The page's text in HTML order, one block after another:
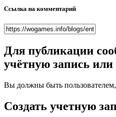
Ссылка на комментарий
Для публикации
учётную запись или
Вы должны быть
Создать учетную